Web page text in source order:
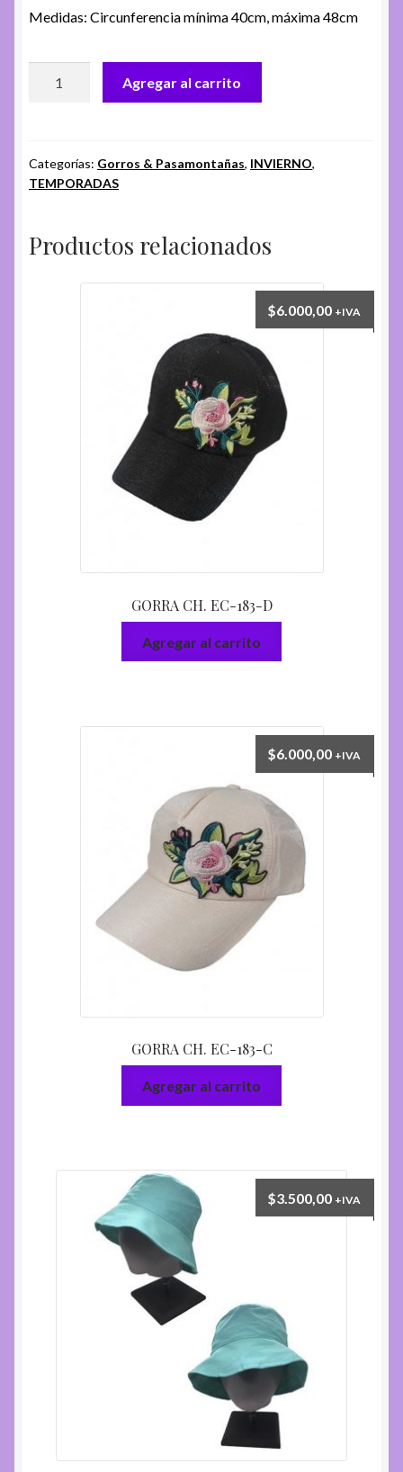
Medidas: Circunferencia mínima 40cm, máxima 48cm
E
cantidad
Agregar al carrito
Categorías: Gorros & Pasamontañas, INVIERNO,
TEMPORADAS
Productos relacionados
GORRA CH. EC-183-D
$6.000,00 +IVA
Agregar al carrito
GORRA CH. EC-183-C
$6.000,00 +IVA
Agregar al carrito
$3.500,00 +IVA